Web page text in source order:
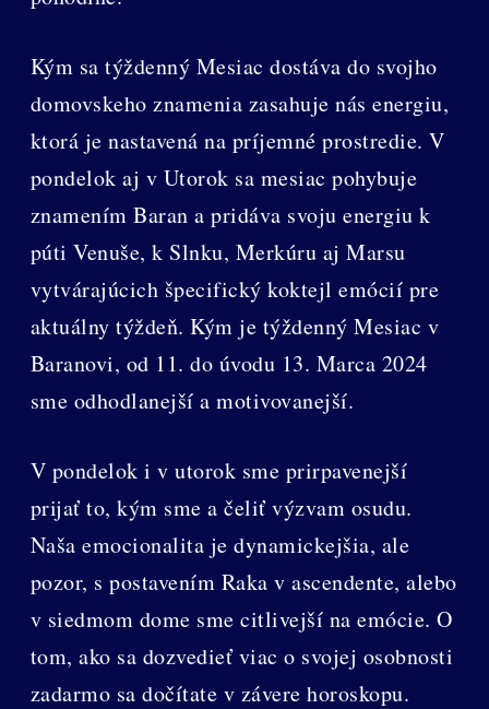
Kým sa týždenný Mesiac dostáva do svojho
domovskeho znamenia zasahuje nás energiu,
ktorá je nastavená na príjemné prostredie. V
pondelok aj v Utorok sa mesiac pohybuje
znamením Baran a pridáva svoju energiu k
púti Venuše, k Slnku, Merkúru aj Marsu
vytvárajúcich špecifický koktejl emócií pre
aktuálny týždeň. Kým je týždenný Mesiac v
Baranovi, od 11. do úvodu 13. Marca 2024
sme odhodlanejší a motivovanejší.
V pondelok i v utorok sme prirpavenejší
prijať to, kým sme a čeliť výzvam osudu.
Naša emocionalita je dynamickejšia, ale
pozor, s postavením Raka v ascendente, alebo
v siedmom dome sme citlivejší na emócie. O
tom, ako sa dozvedieť viac o svojej osobnosti
zadarmo sa dočítate v závere horoskopu.